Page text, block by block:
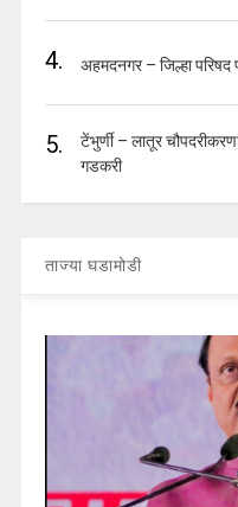
4. अहमदनगर – जिल्हा परिषद
5.
टेंभुर्णी – लातूर
गडकरी
ताज्या घडामोडी